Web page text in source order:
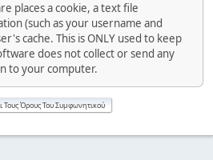
places a cookie, a text file
(such as your username and
cache. This is ONLY used to keep
does not collect or send any
to your computer.